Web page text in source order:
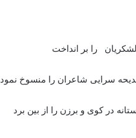
را بر انداخت
سرایی شاعران را منسوخ نمود
در کوی و برزن را از بین برد